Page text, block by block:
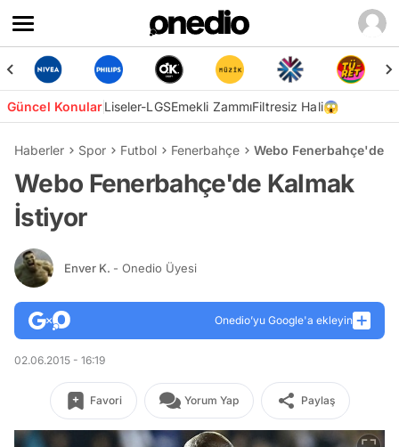
Güncel KonularLiseler-LGSEmekli ZammıFiltresiz Hali😱
Haberler Spor Futbol Fenerbahçe Webo Fenerbahçe'de
Webo Fenerbahçe'de Kalmak
İstiyor
Enver K. - Onedio Üyesi
Onedio’yu Google'a ekleyin
02.06.2015 - 16:19
Favori Yorum Yap Paylaş